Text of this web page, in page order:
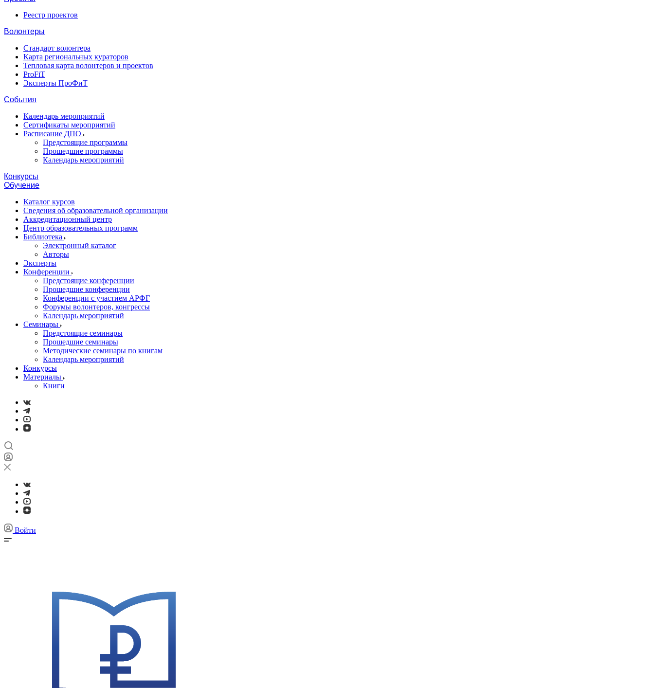
Реестр проектов
Волонтеры
Стандарт волонтера
Карта региональных кураторов
Тепловая карта волонтеров и проектов
ProFiT
Эксперты ПроФиТ
События
Календарь мероприятий
Сертификаты мероприятий
Расписание ДПО
Предстоящие программы
Прошедшие программы
Календарь мероприятий
Конкурсы
Обучение
Каталог курсов
Сведения об образовательной организации
Аккредитационный центр
Центр образовательных программ
Библиотека
Электронный каталог
Авторы
Эксперты
Конференции
Предстоящие конференции
Прошедшие конференции
Конференции с участием АРФГ
Форумы волонтеров, конгрессы
Календарь мероприятий
Семинары
Предстоящие семинары
Прошедшие семинары
Методические семинары по книгам
Календарь мероприятий
Конкурсы
Материалы
Книги
Войти